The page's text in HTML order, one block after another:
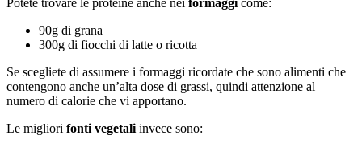
90g di grana
300g di fiocchi di latte o ricotta
Se scegliete di assumere i formaggi ricordate che sono alimenti che
contengono anche un’alta dose di grassi, quindi attenzione al
numero di calorie che vi apportano.
Le migliori fonti vegetali invece sono: